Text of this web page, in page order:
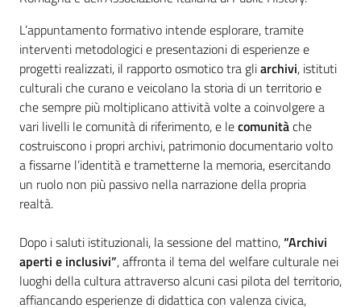
L’appuntamento formativo intende esplorare, tramite
interventi metodologici e presentazioni di esperienze e
progetti realizzati, il rapporto osmotico tra gliarchivi, istituti
culturali che curano e veicolano la storia di un territorio e
che sempre più moltiplicano attività volte a coinvolgere a
vari livelli le comunità di riferimento, e lecomunitàche
costruiscono i propri archivi, patrimonio documentario volto
a fissarne l’identità e trametterne la memoria, esercitando
un ruolo non più passivo nella narrazione della propria
realtà.
Dopo i saluti istituzionali, la sessione del mattino,“Archivi
aperti e inclusivi”, affronta il tema del welfare culturale nei
luoghi della cultura attraverso alcuni casi pilota del territorio,
affiancando esperienze di didattica con valenza civica,